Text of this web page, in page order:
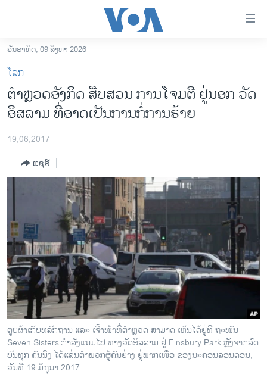
ເຂົ້າ
ຫາ
ຂ້າມ
ຂ້າມ
ຫາ
ລາວ
ອາເມຣິກາ
ຂ່າວ​ຈີນ
ໂລກ
ເອເຊຍ
ອິດສະຫຼະພາບດ້ານການຂ່າວ
ຊີວິດຊາວລາວ
ຊຸມຊົນຊາວລາວ
ວິທະຍາສາດ-ເທັກໂນໂລຈີ
ທຸລະກິດ
ພາສາອັງກິດ
ວີດີໂອ
ສຽງ
ວັນອາທິດ, 09 ສິງຫາ 2026
ໂລກ
ຕຳຫຼວດອັງກິດ ສືບສວນ ການໂຈມຕີ ຢູ່ນອກ ວັດ
ອິສລາມ ທີ່ອາດເປັນການກໍ່ການຮ້າຍ
19,06,2017
ແຊຣ໌
ຕູບຜ້າເກັບຫລັກຖານ ແລະ ເຈົ້າໜ້າທີ່ຕຳຫຼວດ ສາມາດ ເຫັນໄດ້ຢູ່ທີ່ ຖະໜົນ
Seven Sisters ກຳລັງແນມໄປ ທາງວັດອິສລາມ ຢູ່ Finsbury Park ຫຼັງຈາກລົດ
ບັນທຸກ ຄັນນຶ່ງ ໄດ້ແລ່ນຕຳພວກຜູ້ຄົນຍ່າງ ຢູ່ພາກເໜືອ ຂອງນະຄອນລອນດອນ,
ວັນທີ 19 ມິຖຸນາ 2017.